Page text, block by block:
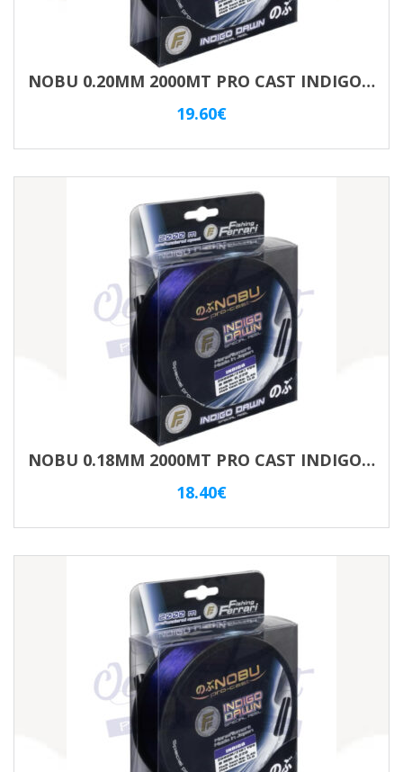
NOBU 0.20MM 2000MT PRO CAST INDIGO VIOLET
19.60€
NOBU 0.18MM 2000MT PRO CAST INDIGO VIOLET
18.40€